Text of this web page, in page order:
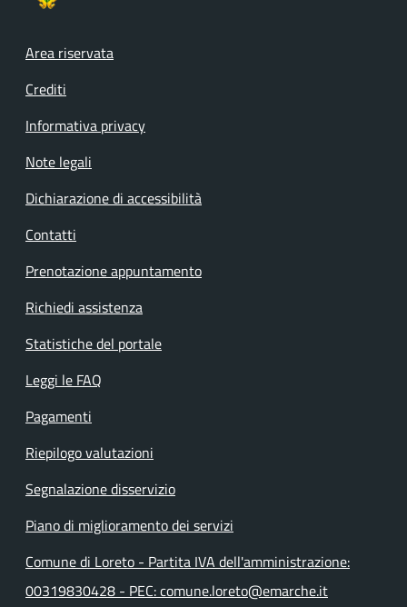
Footer menu
Area riservata
Crediti
Informativa privacy
Note legali
Dichiarazione di accessibilità
Contatti
Prenotazione appuntamento
Richiedi assistenza
Statistiche del portale
Leggi le FAQ
Pagamenti
Riepilogo valutazioni
Segnalazione disservizio
Piano di miglioramento dei servizi
Comune di Loreto - Partita IVA dell'amministrazione:
00319830428 - PEC: comune.loreto@emarche.it